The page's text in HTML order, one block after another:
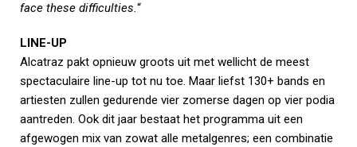
face these difficulties.“
LINE-UP
Alcatraz pakt opnieuw groots uit met wellicht de meest
spectaculaire line-up tot nu toe. Maar liefst 130+ bands en
artiesten zullen gedurende vier zomerse dagen op vier podia
aantreden. Ook dit jaar bestaat het programma uit een
afgewogen mix van zowat alle metalgenres; een combinatie